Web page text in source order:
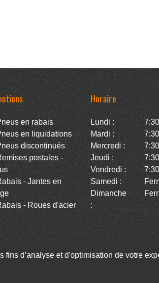
en rabais
en liquidations
discontinués
postales -
- Jantes en
- Roues d'acier
Horaire
Lundi :
Mardi :
Mercredi :
Jeudi :
Vendredi :
Samedi :
Dimanche
:
d’analyse et d'optimisation de votre